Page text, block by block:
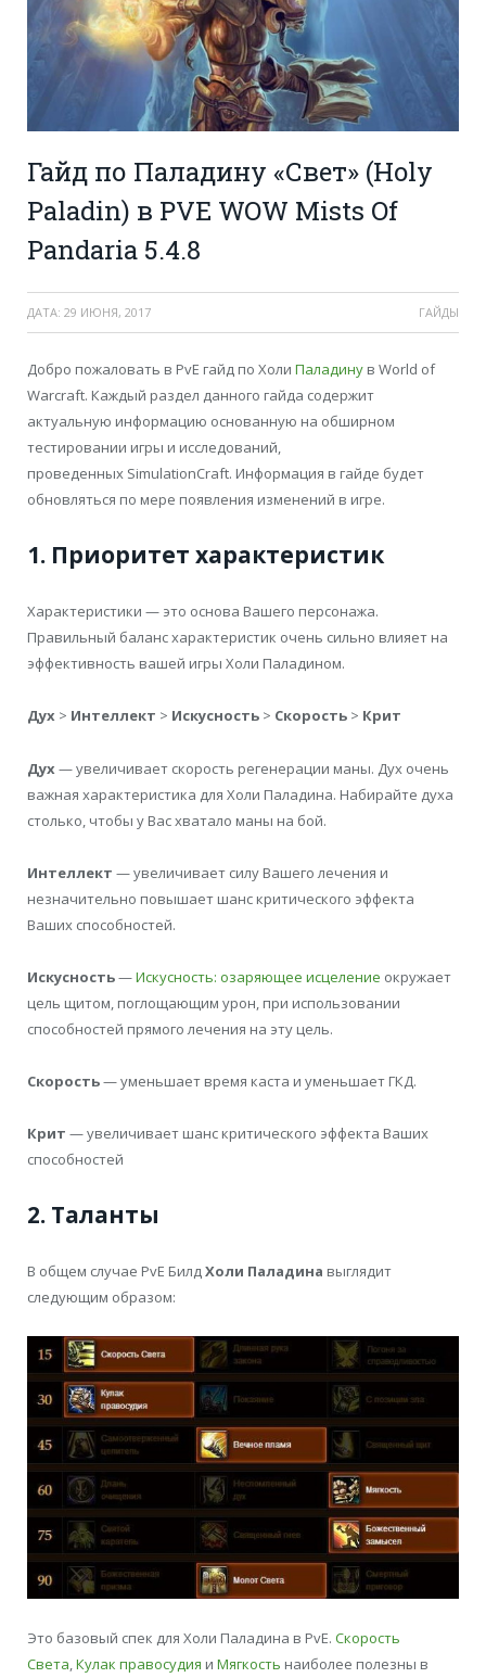
Гайд по Паладину «Свет» (Holy
Paladin) в PVE WOW Mists Of
Pandaria 5.4.8
ДАТА: 29 ИЮНЯ, 2017 ГАЙДЫ
Добро пожаловать в PvE гайд по Холи Паладину в World of
Warcraft. Каждый раздел данного гайда содержит
актуальную информацию основанную на обширном
тестировании игры и исследований,
проведенных SimulationCraft. Информация в гайде будет
обновляться по мере появления изменений в игре.
1. Приоритет характеристик
Характеристики — это основа Вашего персонажа.
Правильный баланс характеристик очень сильно влияет на
эффективность вашей игры Холи Паладином.
Дух > Интеллект > Искусность > Скорость > Крит
Дух — увеличивает скорость регенерации маны. Дух очень
важная характеристика для Холи Паладина. Набирайте духа
столько, чтобы у Вас хватало маны на бой.
Интеллект — увеличивает силу Вашего лечения и
незначительно повышает шанс критического эффекта
Ваших способностей.
Искусность—Искусность: озаряющее исцеление окружает
цель щитом, поглощающим урон, при использовании
способностей прямого лечения на эту цель.
Скорость— уменьшает время каста и уменьшает ГКД.
Крит — увеличивает шанс критического эффекта Ваших
способностей
2. Таланты
В общем случае PvE БилдХоли Паладина выглядит
следующим образом:
Это базовый спек для Холи Паладина в PvE. Скорость
Света,Кулак правосудия и Мягкость наиболее полезны в